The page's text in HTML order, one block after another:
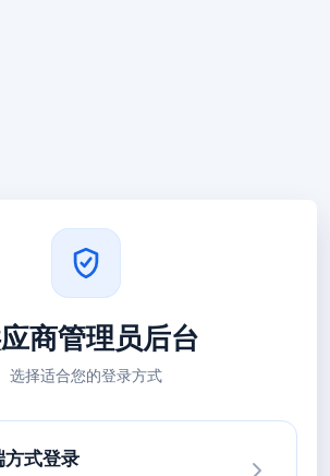
商管理员后台
选择适合您的登录方式
方式登录